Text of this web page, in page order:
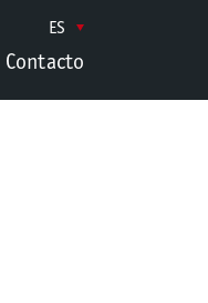
Contacto
ES